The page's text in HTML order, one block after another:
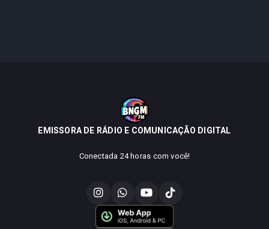
EMISSORA DE RÁDIO E COMUNICAÇÃO DIGITAL
Conectada 24 horas com você!